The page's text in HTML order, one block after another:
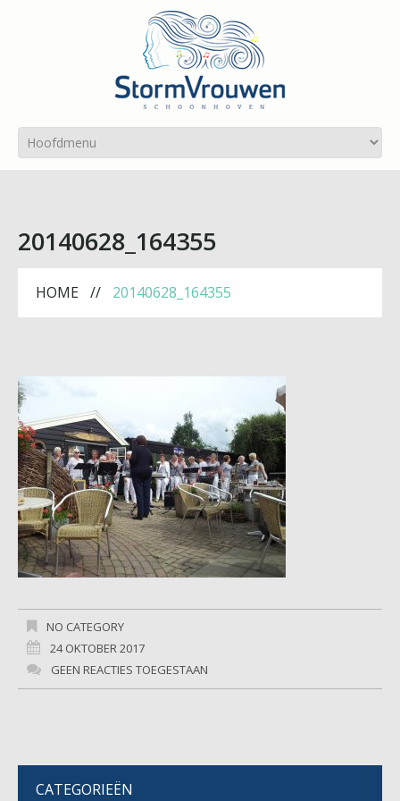
20140628_164355
HOME 20140628_164355
NO CATEGORY
24 OKTOBER 2017
GEEN REACTIES TOEGESTAAN
CATEGORIEËN